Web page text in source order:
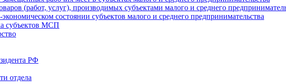
(работ, услуг), производимых субъектами малого и среднего
состоянии субъектов малого и среднего предпринимательства
субъектов МСП
РФ
отдела